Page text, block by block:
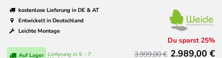
kostenlose Lieferung in DE & AT
Entwickelt in Deutschland
Leichte Montage
Lieferung in 5 - 7
Auf Lager
Du sparst 25%
3.999,00 € 2.989,00 €